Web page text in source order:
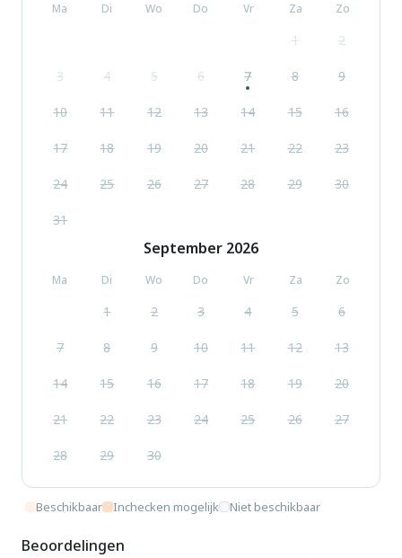
Ma Di Wo Do Vr Za Zo
1 2
3 4 5 6 7 8 9
10 11 12 13 14 15 16
17 18 19 20 21 22 23
24 25 26 27 28 29 30
31
September 2026
Ma Di Wo Do Vr Za Zo
1 2 3 4 5 6
7 8 9 10 11 12 13
14 15 16 17 18 19 20
21 22 23 24 25 26 27
28 29 30
Beschikbaar Inchecken mogelijk Niet beschikbaar
Beoordelingen